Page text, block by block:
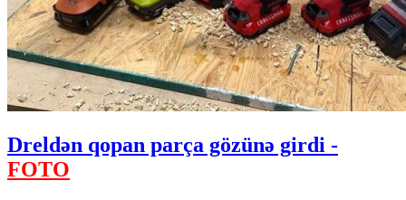
Dreldən qopan parça gözünə girdi -
FOTO